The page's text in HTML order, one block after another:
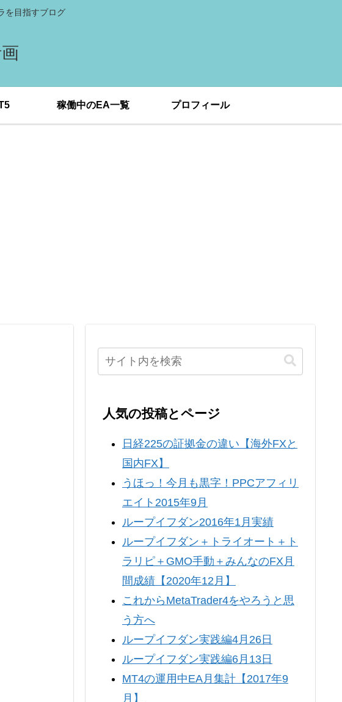
を目指すブログ
稼働中のEA一覧 プロフィール
人気の投稿とページ
日経225の証拠金の違い【海外FXと
国内FX】
うほっ！今月も黒字！PPCアフィリ
エイト2015年9月
ループイフダン2016年1月実績
ループイフダン＋トライオート＋ト
ラリピ＋GMO手動＋みんなのFX月
間成績【2020年12月】
これからMetaTrader4をやろうと思
う方へ
ループイフダン実践編4月26日
ループイフダン実践編6月13日
MT4の運用中EA月集計【2017年9
月】